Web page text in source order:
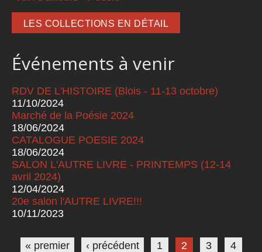
LES COLLECTIONS EN DÉTAIL
Événements à venir
RDV DE L'HISTOIRE (Blois - 11-13 octobre)
11/10/2024
Marché de la Poésie 2024
18/06/2024
CATALOGUE POESIE 2024
18/06/2024
SALON L'AUTRE LIVRE - PRINTEMPS (12-14
avril 2024)
12/04/2024
20e salon l'AUTRE LIVRE!!!
10/11/2023
Pages
« premier ‹ précédent 1 2 3 4